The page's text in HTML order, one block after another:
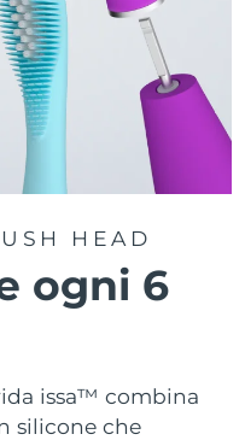
HEAD
ogni 6
issa™ combina
silicone che